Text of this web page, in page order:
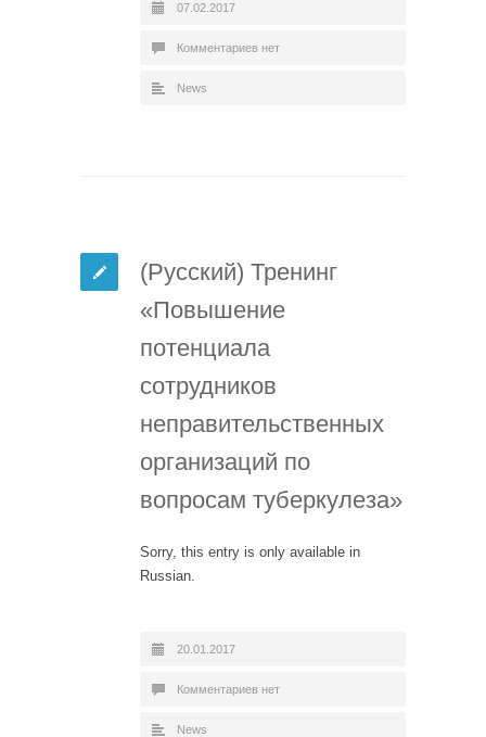
07.02.2017
Комментариев нет
News
(Русский) Тренинг
«Повышение
потенциала
сотрудников
неправительственных
организаций по
вопросам туберкулеза»
Sorry, this entry is only available in
Russian.
20.01.2017
Комментариев нет
News